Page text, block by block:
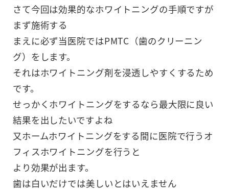
さて今回は効果的なホワイトニングの手順ですが
まず施術する
まえに必ず当医院ではPMTC（歯のクリーニン
グ）をします。
それはホワイトニング剤を浸透しやすくするため
です。
せっかくホワイトニングをするなら最大限に良い
結果を出したいですよね
又ホームホワイトニングをする間に医院で行うオ
フィスホワイトニングを行うと
より効果が出ます。
歯は白いだけでは美しいとはいえません